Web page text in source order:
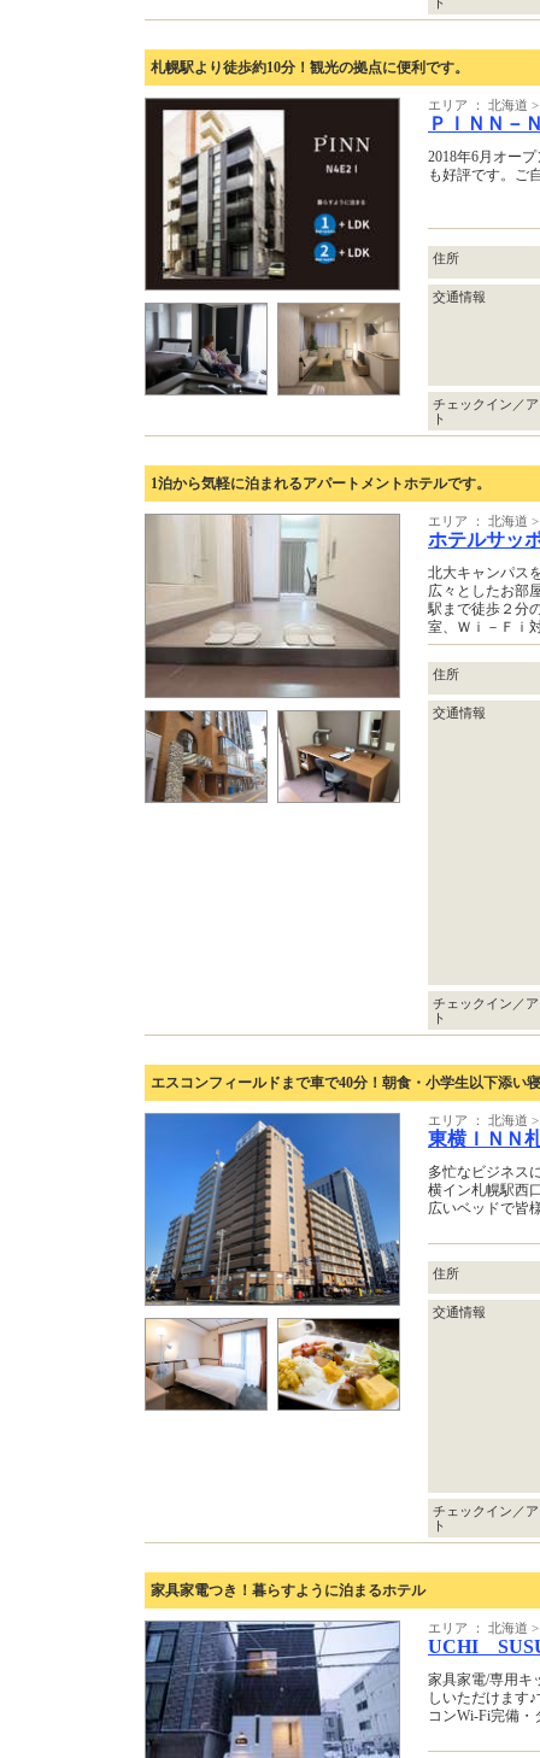
札幌駅より徒歩約10分！観光の拠点に便利です。
エリア ： 北海道
ＰＩＮＮ－
2018年6月オー
も好評です。ご
住所
交通情報
チェックイン／
ト
1泊から気軽に泊まれるアパートメントホテルです。
エリア ： 北海道
ホテルサッ
北大キャンパス
広々としたお部
駅まで徒歩２分
室、Ｗｉ－Ｆｉ
住所
交通情報
チェックイン／
ト
エスコンフィールドまで車で40分！朝食・小学生以下添い
エリア ： 北海道
東横ＩＮＮ
多忙なビジネス
横イン札幌駅西
広いベッドで皆
住所
交通情報
チェックイン／
ト
家具家電つき！暮らすように泊まるホテル
エリア ： 北海道
UCHI
家具家電/専用キ
しいただけます
コンWi-Fi完備・